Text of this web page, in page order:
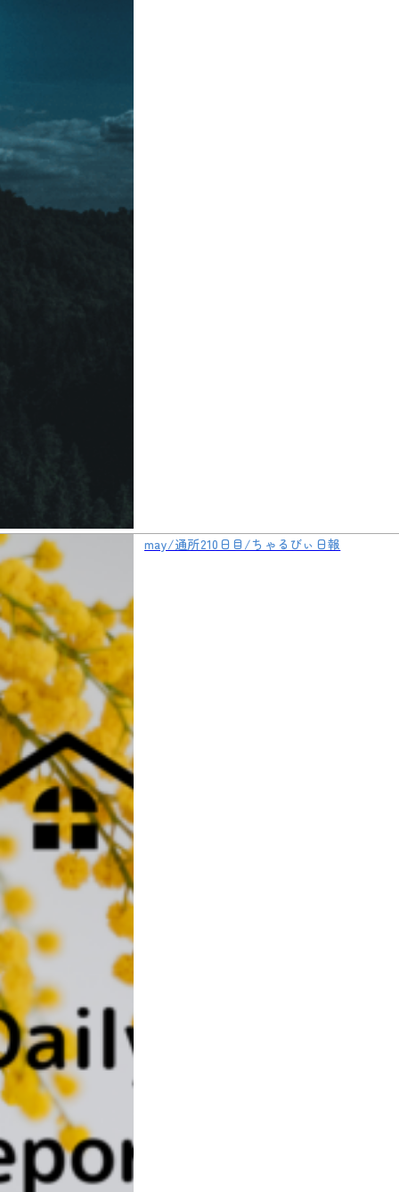
may/通所210日目/ちゃるびぃ日報